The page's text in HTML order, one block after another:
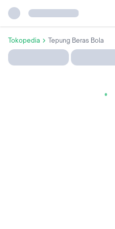
Tokopedia Tepung Beras Bola